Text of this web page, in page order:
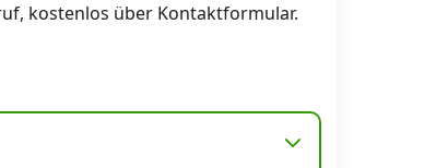
kostenlos über Kontaktformular.